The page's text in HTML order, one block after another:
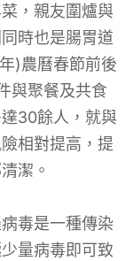
，親友圍爐與
時也是腸胃道
)農曆春節前後
與聚餐及共食
30餘人，就與
相對提高，提
潔。
毒是一種傳染
量病毒即可致